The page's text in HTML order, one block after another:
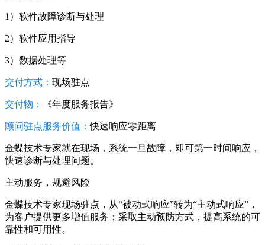
1）软件故障诊断与处理
2）软件应用指导
3）数据处理等
交付方式： 现场驻点
交付物： 《年度服务报告》
顾问驻点服务价值：快速响应零距离
金蝶技术专家就在现场，系统一旦故障，即可第一时间响应，
快速诊断与处理问题。
主动服务，规避风险
金蝶技术专家现场驻点，从“被动式响应”转为“主动式响应”，
为客户提供更多增值服务；采取主动预防方式，提高系统的可
靠性和可用性。